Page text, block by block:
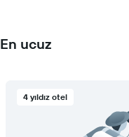
En ucuz
4 yıldız otel